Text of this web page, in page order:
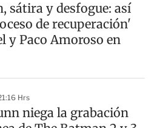
sátira y desfogue: así
de recuperación'
y Paco Amoroso en
Hrs
niega la grabación